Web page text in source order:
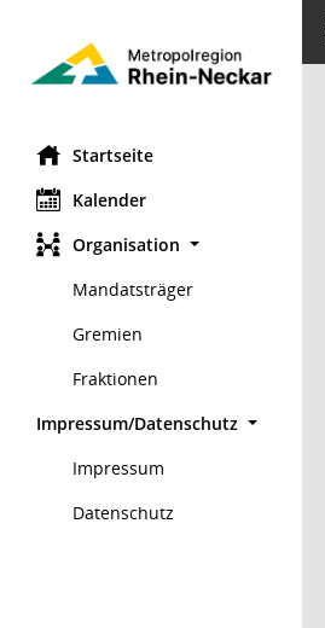
Startseite
Kalender
Organisation
Mandatsträger
Gremien
Fraktionen
Impressum/Datenschutz
Impressum
Datenschutz